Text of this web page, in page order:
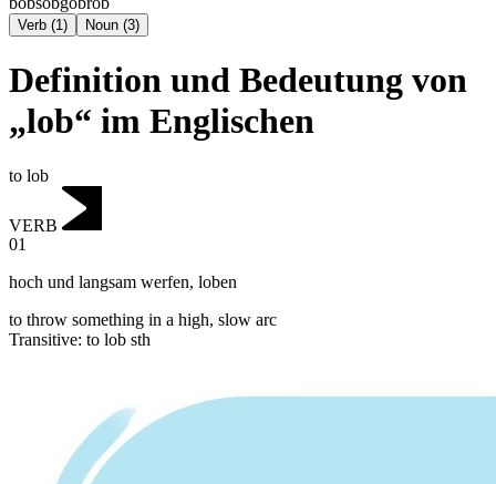
Verb (1) Noun (3)
Definition und Bedeutung von
„lob“ im Englischen
to lob
VERB
01
hoch und langsam werfen, loben
to throw something in a high, slow arc
Transitive: to lob sth